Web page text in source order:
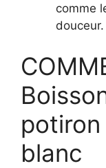
comme
douceur.
blanc